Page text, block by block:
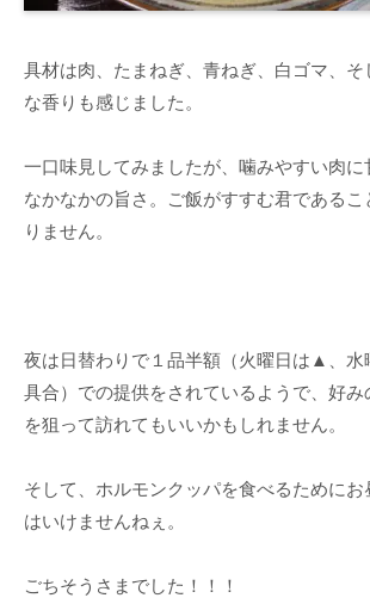
具材は肉、たまねぎ、青ねぎ、白ゴマ、そ
な香りも感じました。
一口味見してみましたが、噛みやすい肉
なかなかの旨さ。ご飯がすすむ君であるこ
りません。
夜は日替わりで１品半額（火曜日は▲、水
具合）での提供をされているようで、好み
を狙って訪れてもいいかもしれません。
そして、ホルモンクッパを食べるためにお
はいけませんねぇ。
ごちそうさまでした！！！